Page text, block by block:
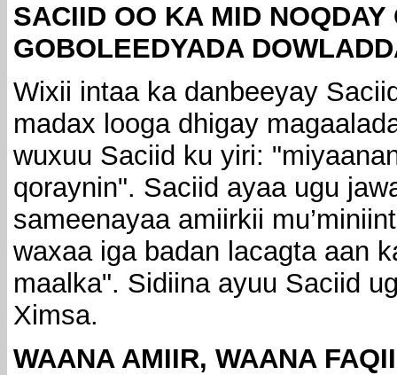
SACIID OO KA MID NOQDAY
GOBOLEEDYADA
Wixii intaa ka danbeeyay
madax looga dhigay
wuxuu Saciid ku yiri:
qoraynin". Saciid ayaa ugu
sameenayaa amiirkii
waxaa iga badan lacagta aan
maalka". Sidiina ayuu Saciid
Ximsa.
WAANA AMIIR, WAANA